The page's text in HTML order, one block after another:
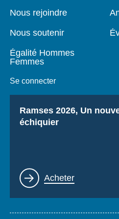
Nous rejoindre
Nous soutenir
Égalité Hommes
Femmes
Se connecter
Titre
Ramses 2026, Un
échiquier
Lien
Acheter